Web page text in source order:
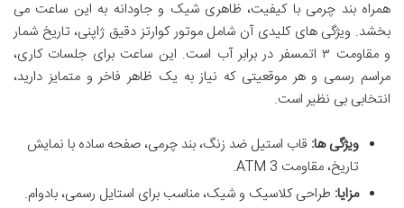
همراه بند چرمی با کیفیت، ظاهری شیک و جاودانه به این ساعت می
بخشد. ویژگی های کلیدی آن شامل موتور کوارتز دقیق ژاپنی، تاریخ شمار
و مقاومت ۳ اتمسفر در برابر آب است. این ساعت برای جلسات کاری،
مراسم رسمی و هر موقعیتی که نیاز به یک ظاهر فاخر و متمایز دارید،
انتخابی بی نظیر است.
ویژگی ها: قاب استیل ضد زنگ، بند چرمی، صفحه ساده با نمایش
تاریخ، مقاومت 3 ATM.
مزایا: طراحی کلاسیک و شیک، مناسب برای استایل رسمی، بادوام.